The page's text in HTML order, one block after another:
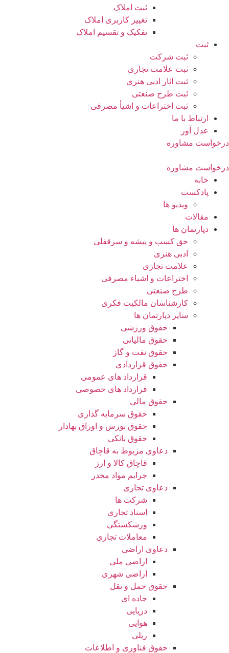
ثبت املاک
تغییر کاربری املاک
تفکیک و تقسیم املاک
ثبت
ثبت شرکت
ثبت علامت تجاری
ثبت اثار ادبی هنری
ثبت طرح صنعتی
ثبت اختراعات و اشیا‌ٔ مصرفی
ارتباط با ما
عدل آور
درخواست مشاوره
درخواست مشاوره
خانه
پادکست
ویدیو ها
مقالات
دپارتمان ها
حق کسب و پیشه و سرقفلی
ادبی هنری
علامت تجاری
اختراعات و اشیاء مصرفی
طرح صنعتی
کارشناسان مالکیت فکری
سایر دپارتمان ها
حقوق ورزشی
حقوق مالیاتی
حقوق نفت و گاز
حقوق قراردادی
قرارداد های عمومی
قرارداد های خصوصی
حقوق مالی
حقوق سرمایه گذاری
حقوق بورس و اوراق بهادار
حقوق بانکی
دعاوی مربوط به قاچاق
قاچاق کالا و ارز
جرایم مواد مخدر
دعاوی تجاری
شرکت ها
اسناد تجاری
ورشکستگی
معاملات تجاری
دعاوی اراضی
اراضی ملی
اراضی شهری
حقوق حمل و نقل
جاده ای
دریایی
هوایی
ریلی
حقوق فناوری و اطلاعات